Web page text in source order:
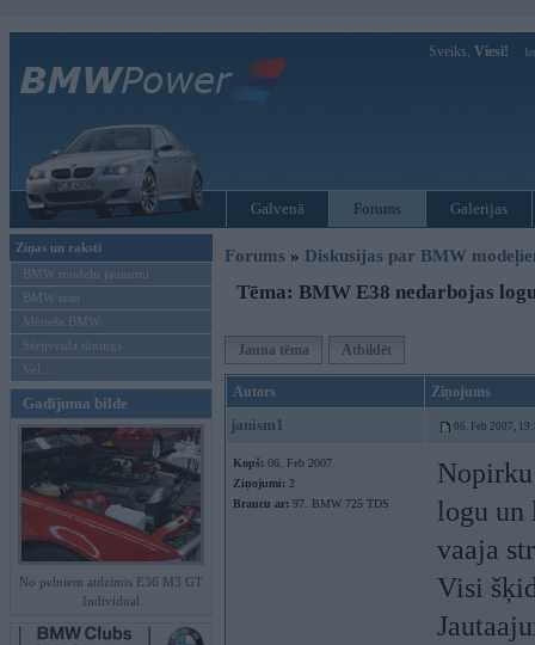
Sveiks, Viesi!
Galvenā Forums Galerijas
Ziņas un raksti
BMW modeļu jaunumi
BMW testi
Mēneša BMW
Sērijveida tūnings
Vel...
Gadījuma bilde
No pelniem atdzimis E36 M3 GT
Individual
Forums » Diskusijas par BMW
Tēma: BMW E38 nedarbojas
Jauna tēma Atbildēt
Autors Ziņojums
janism1 06. Feb 2007,
Kopš: 06. Feb 2007
Ziņojumi: 2
Braucu ar: 97. BMW 725 TDS
logu un
vaaja
Visi